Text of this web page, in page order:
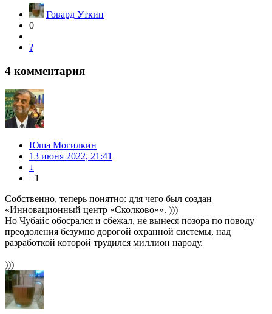
Говард Уткин
0
?
4 комментария
Юша Могилкин
13 июня 2022, 21:41
↓
+1
Собственно, теперь понятно: для чего был создан
«Инновационный центр «Сколково»». )))
Но Чубайс обосрался и сбежал, не вынеся позора по поводу
преодоления безумно дорогой охранной системы, над
разработкой которой трудился миллион народу.
)))